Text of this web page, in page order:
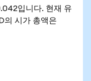
입니다. 현재 유
의 시가 총액은